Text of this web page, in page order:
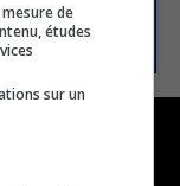
de
études
sur un